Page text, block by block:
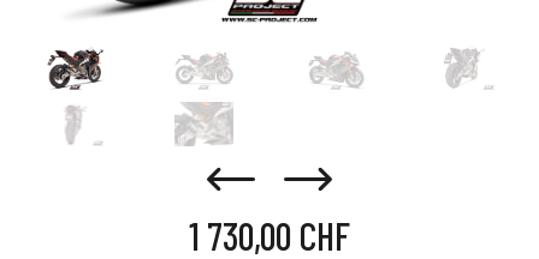
1 730,00 CHF